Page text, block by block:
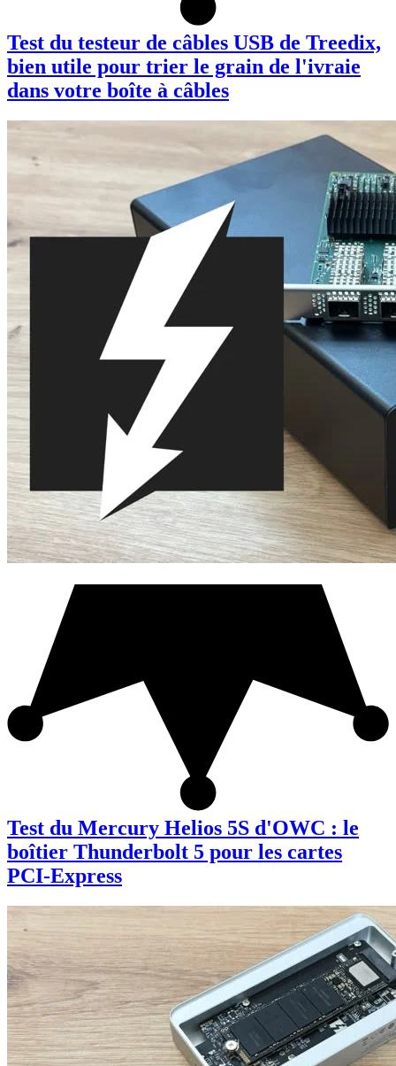
Test du testeur de câbles USB de Treedix,
bien utile pour trier le grain de l'ivraie
dans votre boîte à câbles
Test du Mercury Helios 5S d'OWC : le
boîtier Thunderbolt 5 pour les cartes
PCI-Express